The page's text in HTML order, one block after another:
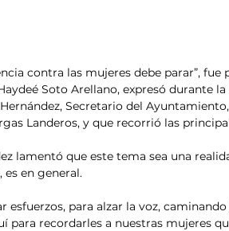
contra las mujeres debe parar”, fue
Soto Arellano, expresó durante
Secretario del
Landeros, y que recorrió las
lamentó que este tema sea una
es en general.
esfuerzos, para alzar la voz,
para recordarles a nuestras mujeres